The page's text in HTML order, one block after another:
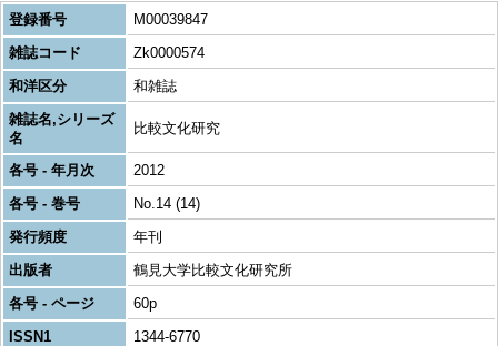
登録番号
M00039847
雑誌コード
Zk0000574
和洋区分
和雑誌
雑誌名,シリーズ
名
比較文化研究
各号 - 年月次
2012
各号 - 巻号
No.14 (14)
発行頻度
年刊
出版者
鶴見大学比較文化研究所
各号 - ページ
60p
ISSN1
1344-6770